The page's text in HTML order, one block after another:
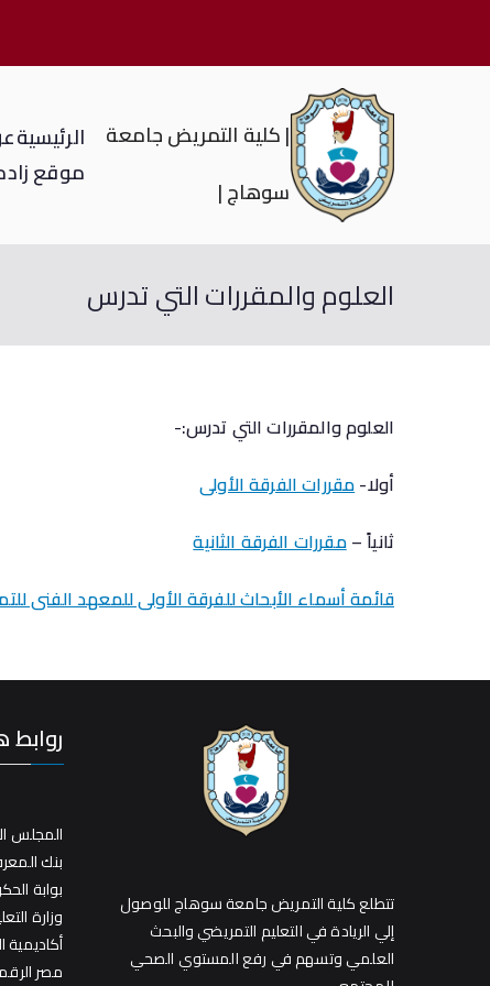
| كلية التمريض جامعة
سوهاج |
الرئيسية
موقع زاد
العلوم والمقررات التي تدرس
العلوم والمقررات التي تدرس:-
أولا-مقررات الفرقة الأولى
ثانياً –مقررات الفرقة الثانية
قائمة أسماء الأبحاث للفرقة الأولى للمعهد الفنى
تتطلع كلية التمريض جامعة سوهاج للوصول
إلي الريادة في التعليم التمريضي والبحث
العلمي وتسهم في رفع المستوي الصحي
المجلس
بنك
بوابة
وزارة
مصر